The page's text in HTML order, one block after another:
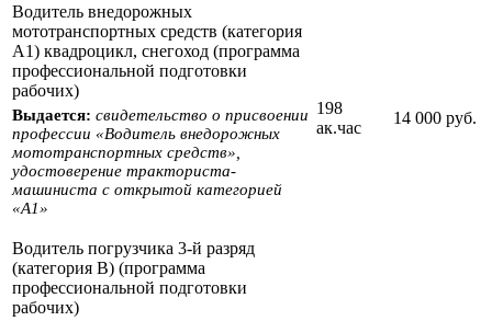
Водитель внедорожных
мототранспортных средств (категория
А1) квадроцикл, снегоход (программа
профессиональной подготовки
рабочих)
Выдается: свидетельство о присвоении
профессии «Водитель внедорожных
мототранспортных средств»,
удостоверение тракториста-
машиниста с открытой категорией
«А1»
198
ак.час
14 000 руб.
Водитель погрузчика 3-й разряд
(категория В) (программа
профессиональной подготовки
рабочих)